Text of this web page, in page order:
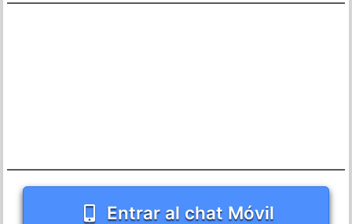
Entrar al chat Móvil